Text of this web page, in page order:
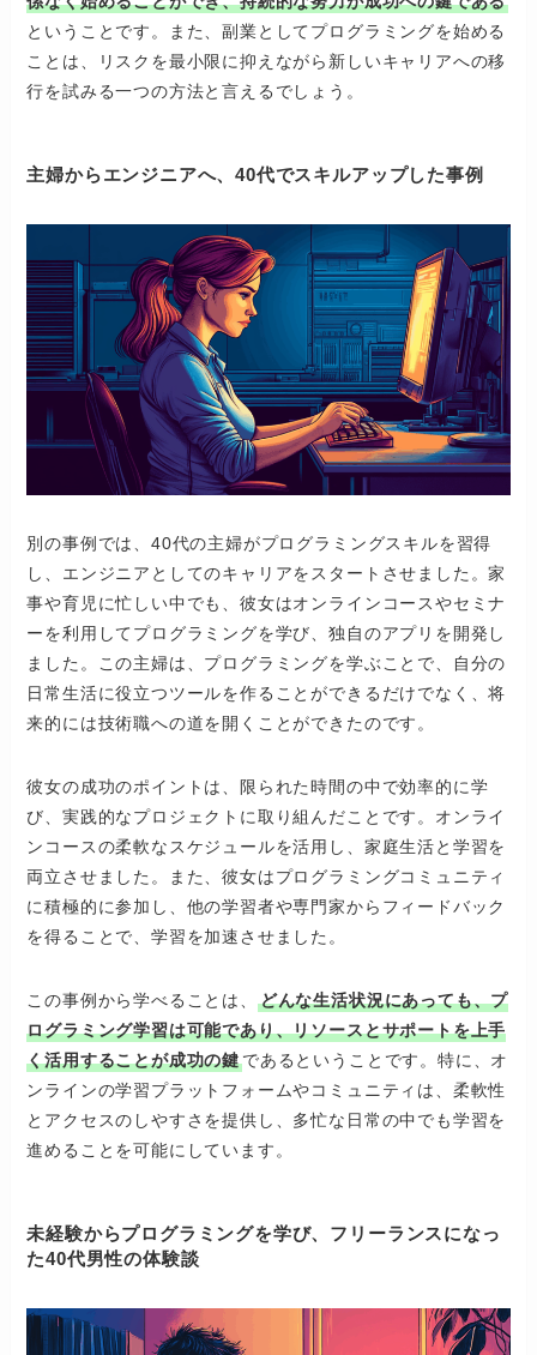
ということです。また、副業としてプログラミングを始める
ことは、リスクを最小限に抑えながら新しいキャリアへの移
行を試みる一つの方法と言えるでしょう。
主婦からエンジニアへ、40代でスキルアップした事例
別の事例では、40代の主婦がプログラミングスキルを習得
し、エンジニアとしてのキャリアをスタートさせました。家
事や育児に忙しい中でも、彼女はオンラインコースやセミナ
ーを利用してプログラミングを学び、独自のアプリを開発し
ました。この主婦は、プログラミングを学ぶことで、自分の
日常生活に役立つツールを作ることができるだけでなく、将
来的には技術職への道を開くことができたのです。
彼女の成功のポイントは、限られた時間の中で効率的に学
び、実践的なプロジェクトに取り組んだことです。オンライ
ンコースの柔軟なスケジュールを活用し、家庭生活と学習を
両立させました。また、彼女はプログラミングコミュニティ
に積極的に参加し、他の学習者や専門家からフィードバック
を得ることで、学習を加速させました。
この事例から学べることは、
どんな生活状況にあっても、プ
ログラミング学習は可能であり、リソースとサポートを上手
く活用することが成功の鍵であるということです。特に、オ
ンラインの学習プラットフォームやコミュニティは、柔軟性
とアクセスのしやすさを提供し、多忙な日常の中でも学習を
進めることを可能にしています。
未経験からプログラミングを学び、フリーランスになっ
た40代男性の体験談